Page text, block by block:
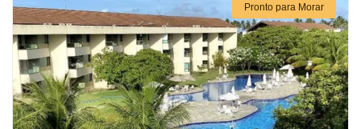
Pronto para Morar